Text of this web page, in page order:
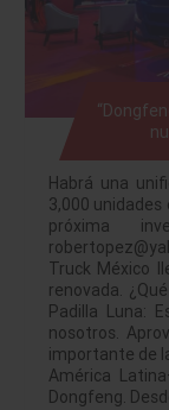
Habrá una
3,000
próxima
Truck México
renovada.
Padilla Luna:
nosotros.
importante de
América
Dongfeng.